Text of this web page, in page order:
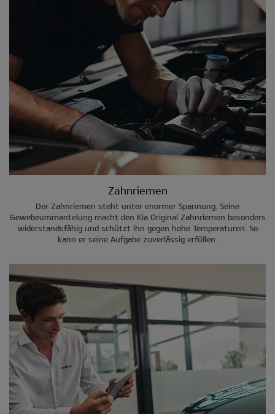
Zahnriemen
Der Zahnriemen steht unter enormer Spannung. Seine
Gewebeummantelung macht den Kia Original Zahnriemen besonders
widerstandsfähig und schützt ihn gegen hohe Temperaturen. So
kann er seine Aufgabe zuverlässig erfüllen.